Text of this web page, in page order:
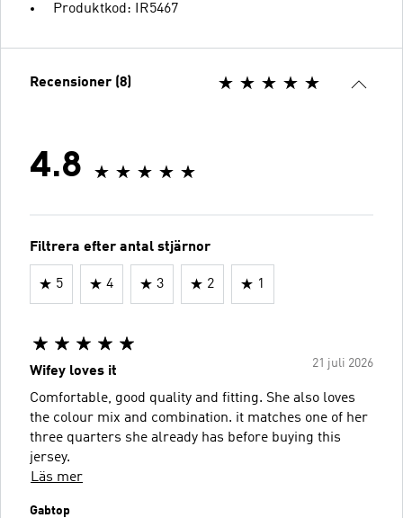
Produktkod: IR5467
Recensioner (8)
4.8
Filtrera efter antal stjärnor
5 4 3 2 1
21 juli 2026
Wifey loves it
Comfortable, good quality and fitting. She also loves
the colour mix and combination. it matches one of her
three quarters she already has before buying this
jersey.
Läs mer
Gabtop